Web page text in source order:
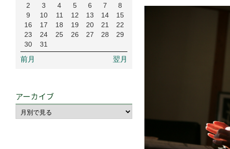
2
3 4 5 6 7
8
9
10 11 12 13 14
15
16
17 18 19 20 21
22
23
24 25 26 27 28
29
30
31
前月 翌月
アーカイブ